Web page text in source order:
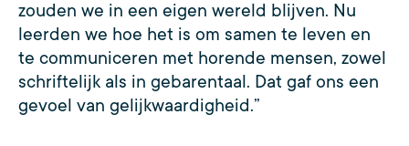
zouden we in een eigen wereld blijven. Nu
leerden we hoe het is om samen te leven en
te communiceren met horende mensen, zowel
schriftelijk als in gebarentaal. Dat gaf ons een
gevoel van gelijkwaardigheid.”